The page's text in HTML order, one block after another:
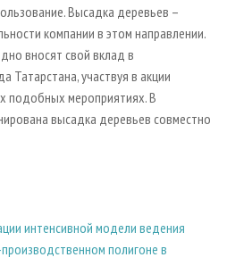
Высадка деревьев –
компании в этом направлении.
вносят свой вклад в
Татарстана, участвуя в акции
подобных мероприятиях. В
высадка деревьев совместно
интенсивной модели ведения
полигоне в